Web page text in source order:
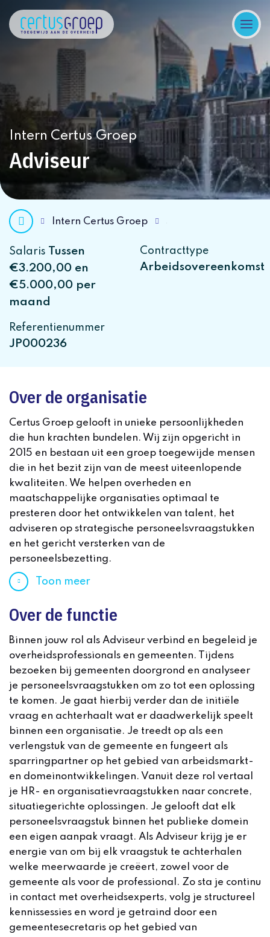
Intern Certus Groep
Adviseur
Intern Certus Groep
Salaris Tussen
€3.200,00 en
€5.000,00 per
maand
Contracttype
Arbeidsovereenkomst
Referentienummer
JP000236
Over de organisatie
Certus Groep gelooft in unieke persoonlijkheden
die hun krachten bundelen. Wij zijn opgericht in
2015 en bestaan uit een groep toegewijde mensen
die in het bezit zijn van de meest uiteenlopende
kwaliteiten. We helpen overheden en
maatschappelijke organisaties optimaal te
presteren door het ontwikkelen van talent, het
adviseren op strategische personeelsvraagstukken
en het gericht versterken van de
personeelsbezetting.
Toon meer
Over de functie
Binnen jouw rol als Adviseur verbind en begeleid je
overheidsprofessionals en gemeenten. Tijdens
bezoeken bij gemeenten doorgrond en analyseer
je personeelsvraagstukken om zo tot een oplossing
te komen. Je gaat hierbij verder dan de initiële
vraag en achterhaalt wat er daadwerkelijk speelt
binnen een organisatie. Je treedt op als een
verlengstuk van de gemeente en fungeert als
sparringpartner op het gebied van arbeidsmarkt-
en domeinontwikkelingen. Vanuit deze rol vertaal
je HR- en organisatievraagstukken naar concrete,
situatiegerichte oplossingen. Je gelooft dat elk
personeelsvraagstuk binnen het publieke domein
een eigen aanpak vraagt. Als Adviseur krijg je er
energie van om bij elk vraagstuk te achterhalen
welke meerwaarde je creëert, zowel voor de
gemeente als voor de professional. Zo sta je continu
in contact met overheidsexperts, volg je structureel
kennissessies en word je getraind door een
gemeentesecretaris op het gebied van